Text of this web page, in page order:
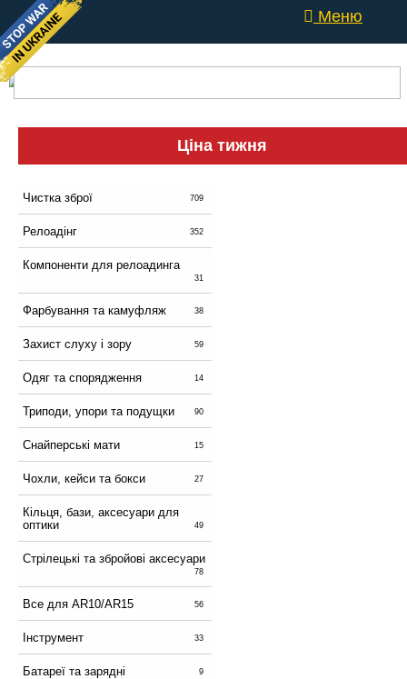
Меню
Ціна тижня
Чистка зброї 709
Релоадінг 352
Компоненти для релоадинга
31
Фарбування та камуфляж 38
Захист слуху і зору 59
Одяг та спорядження 14
Триподи, упори та подущки 90
Снайперські мати 15
Чохли, кейси та бокси 27
Кільця, бази, аксесуари для
оптики
49
Стрілецькі та збройові аксесуари
78
Все для AR10/AR15 56
Інструмент 33
Батареї та зарядні 9